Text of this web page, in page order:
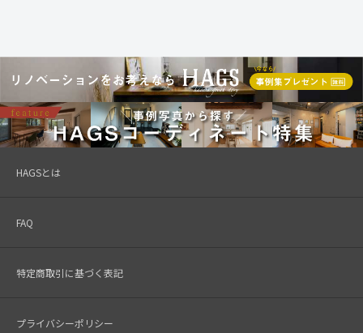
HAGSとは
FAQ
特定商取引に基づく表記
プライバシーポリシー